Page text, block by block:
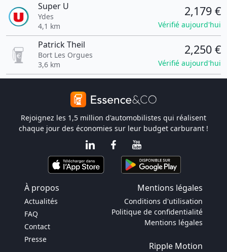
Super U
Ydes
4,1 km
2,179 €
Vérifié aujourd'hui
Patrick Theil
Bort Les Orgues
3,6 km
2,250 €
Vérifié aujourd'hui
Rejoignez les 1,5 million d'automobilistes qui réalisent
chaque jour des économies sur leur budget carburant !
À propos Mentions légales
Actualités
FAQ
Contact
Presse
Conditions d'utilisation
Politique de confidentialité
Mentions légales
Ripple Motion